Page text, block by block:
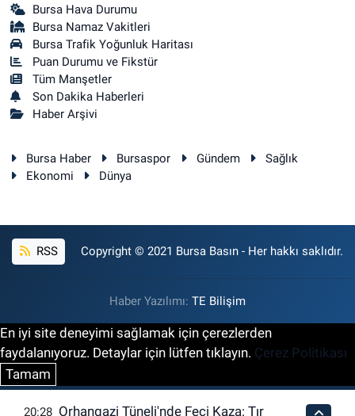
Bursa Hava Durumu
Bursa Namaz Vakitleri
Bursa Trafik Yoğunluk Haritası
Puan Durumu ve Fikstür
Tüm Manşetler
Son Dakika Haberleri
Haber Arşivi
Bursa Haber Bursaspor Gündem
Sağlık
Ekonomi
Dünya
RSS Copyright © 2021 Bursa Basın - Her hakkı saklıdır.
Haber Yazılımı: TE Bilişim
En iyi site deneyimi sağlamak için çerezlerden
faydalanıyoruz. Detaylar için lütfen tıklayın. Çerez Politikası
Tamam
20:28 Orhangazi Tüneli'nde Feci Kaza: Tır